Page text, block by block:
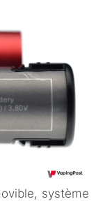
système